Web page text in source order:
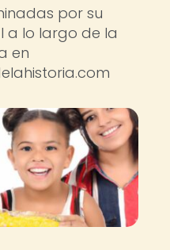
por su
a lo largo de la
en